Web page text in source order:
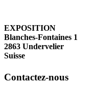
EXPOSITION
Blanches-Fontaines 1
2863 Undervelier
Suisse
Contactez-nous